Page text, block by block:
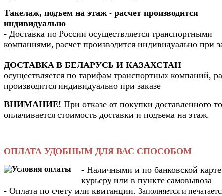
Такелаж, подъем на этаж - расчет производится
индивидуально
- Доставка по России осуществляется транспортными
компаниями, расчет производится индивидуально при
ДОСТАВКА В БЕЛАРУСЬ И КАЗАХСТАН
осуществляется по тарифам транспортных компаний,
производится индивидуально при заказе
ВНИМАНИЕ! При отказе от покупки доставленного
оплачивается стоимость доставки и подъема на этаж.
ОПЛАТА УДОБНЫМ ДЛЯ ВАС СПОСОБОМ
- Наличными и по банковской карте
курьеру или в пункте самовывоза
- Оплата по счету или квитанции. Заполняется и